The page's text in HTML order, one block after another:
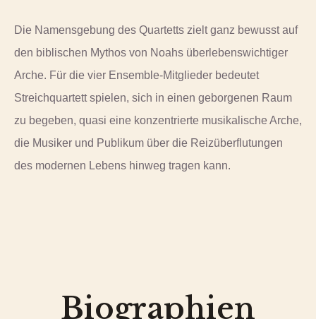
Die Namensgebung des Quartetts zielt ganz bewusst auf
den biblischen Mythos von Noahs überlebenswichtiger
Arche. Für die vier Ensemble-Mitglieder bedeutet
Streichquartett spielen, sich in einen geborgenen Raum
zu begeben, quasi eine konzentrierte musikalische Arche,
die Musiker und Publikum über die Reizüberflutungen
des modernen Lebens hinweg tragen kann.
Biographien